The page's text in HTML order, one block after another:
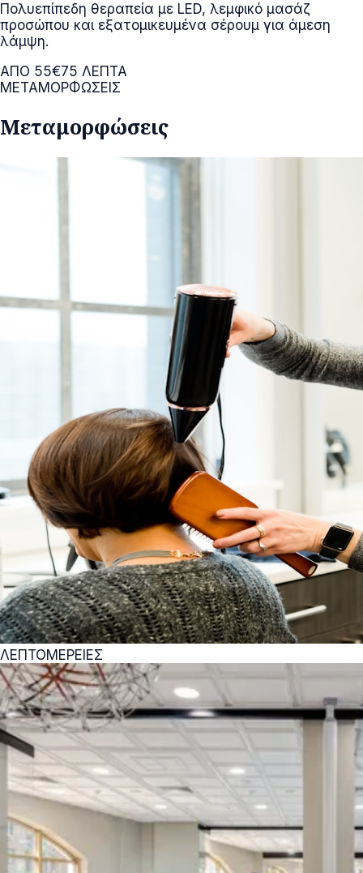
Πολυεπίπεδη θεραπεία με LED, λεμφικό μασάζ
προσώπου και εξατομικευμένα σέρουμ για άμεση
λάμψη.
ΑΠΟ 55€75 ΛΕΠΤΑ
ΜΕΤΑΜΟΡΦΩΣΕΙΣ
Μεταμορφώσεις
ΛΕΠΤΟΜΕΡΕΙΕΣ